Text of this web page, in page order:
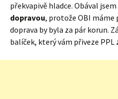
překvapivě hladce. Obával jsem
dopravou, protože OBI máme
doprava by byla za pár korun.
balíček, který vám přiveze PPL